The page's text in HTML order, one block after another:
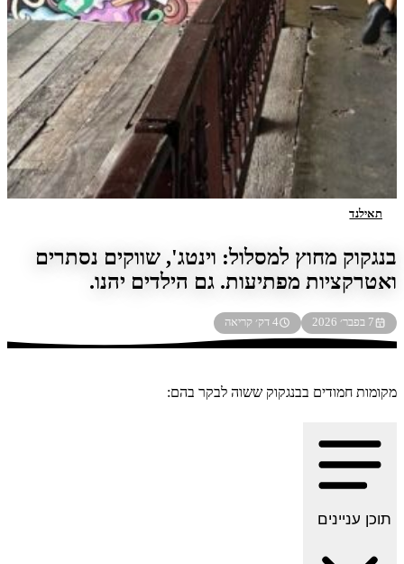
מחוץ למסלול: וינטג', שווקים נסתרים
מפתיעות. גם הילדים יהנו.
חמודים בבנגקוק ששוה לבקר בהם:
עניינים